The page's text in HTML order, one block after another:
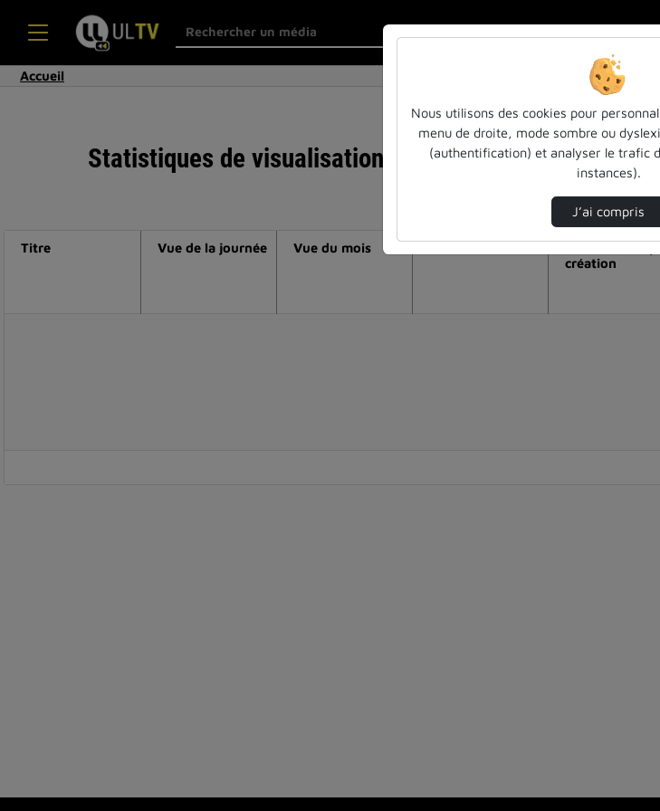
Accueil
Statistiques de visualisation de la vidéo Nouveau
Modifier la période de visualisation
Titre Vue de la journée Vue du mois
création
Nous utilisons des cookies pour
menu de droite, mode sombre ou
(authentification) et analyser le trafic
instances).
J’ai compris